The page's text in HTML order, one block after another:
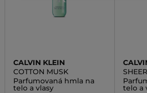
CALVIN KLEIN
COTTON MUSK
Parfumovaná hmla na
telo a vlasy telo a